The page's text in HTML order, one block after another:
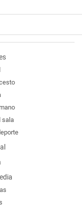
sala